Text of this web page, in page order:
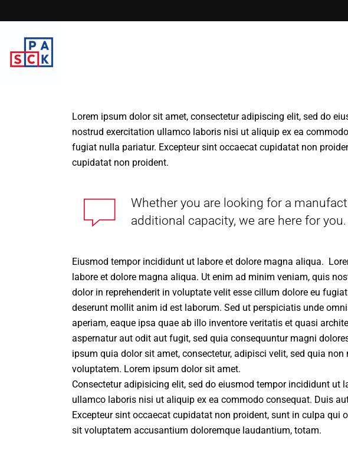
Nos
Nos
Lorem ipsum dolor sit amet, consectetur adipiscing elit, sed do
nostrud exercitation ullamco laboris nisi ut aliquip ex ea
fugiat nulla pariatur. Excepteur sint occaecat cupidatat non
cupidatat non proident.
Whether you are looking for a
additional capacity, we are here for you.
Eiusmod tempor incididunt ut labore et dolore magna aliqua.
labore et dolore magna aliqua. Ut enim ad minim veniam, quis
dolor in reprehenderit in voluptate velit esse cillum dolore eu
deserunt mollit anim id est laborum. Sed ut perspiciatis unde
aperiam, eaque ipsa quae ab illo inventore veritatis et quasi
aspernatur aut odit aut fugit, sed quia consequuntur magni
ipsum quia dolor sit amet, consectetur, adipisci velit, sed quia
voluptatem. Lorem ipsum dolor sit amet.
Consectetur adipisicing elit, sed do eiusmod tempor incididunt
ullamco laboris nisi ut aliquip ex ea commodo consequat. Duis
Excepteur sint occaecat cupidatat non proident, sunt in culpa
sit voluptatem accusantium doloremque laudantium, totam.